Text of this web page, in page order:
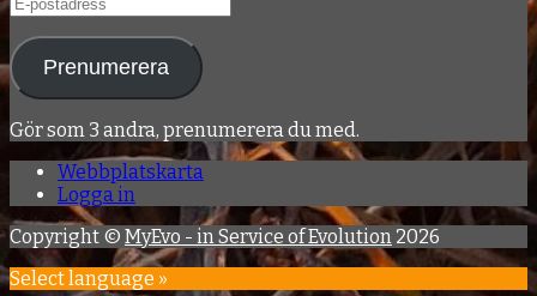
Prenumerera
Gör som 3 andra, prenumerera du med.
Webbplatskarta
Logga in
Copyright © MyEvo - in Service of Evolution 2026
Select language »